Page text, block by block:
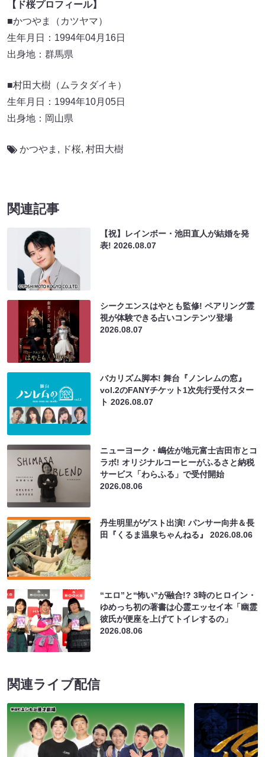
【ド桜プロフィール】
■かつやま（カツヤマ）
生年月日：1994年04月16日
出身地：群馬県
■村田大樹（ムラタダイキ）
生年月日：1994年10月05日
出身地：岡山県
かつやま , ド桜, 村田大樹
関連記事
【祝】レインボー・池田直人が結婚を発
表!2026.08.07
シークエンスはやとも監修! ペアリング霊
視が体験できる占いコンテンツ登場
2026.08.07
バカリズム脚本! 舞台『ノンレムの窓』
vol.2のFANYチケット1次先行受付スター
ト2026.08.07
ニューヨーク・嶋佐が地元富士吉田市とコ
ラボ! オリジナルコーヒーがふるさと納税
サービス「わらふる」で受付開始
2026.08.06
丹生明里がゲスト出演! パンサー向井＆長
田『くるま温泉ちゃんねる』2026.08.06
“エロ”と“怖い”が融合!? 3時のヒロイン・
ゆめっち初の著書は心霊エッセイ本「幽霊
彼氏が便座を上げてトイレするの」
2026.08.06
関連ライブ配信